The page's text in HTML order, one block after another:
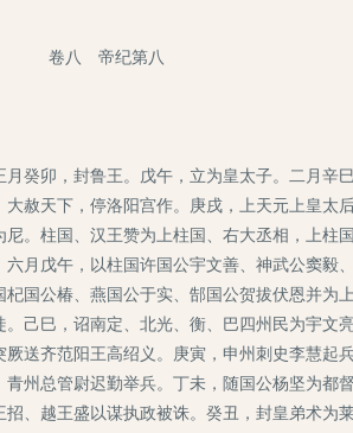
卷八 帝纪第八
卯，封鲁王。戊午，立为皇太子。二月辛巳
天下，停洛阳宫作。庚戌，上天元上皇太
。柱国、汉王赞为上柱国、右大丞相，上
月戊午，以柱国许国公宇文善、神武公窦
国公椿、燕国公于实、郜国公贺拔伏恩并
巳，诏南定、北光、衡、巴四州民为宇文
齐范阳王高绍义。庚寅，申州刺史李慧起
州总管尉迟勤举兵。丁未，随国公杨坚为
、越王盛以谋执政被诛。癸丑，封皇弟术